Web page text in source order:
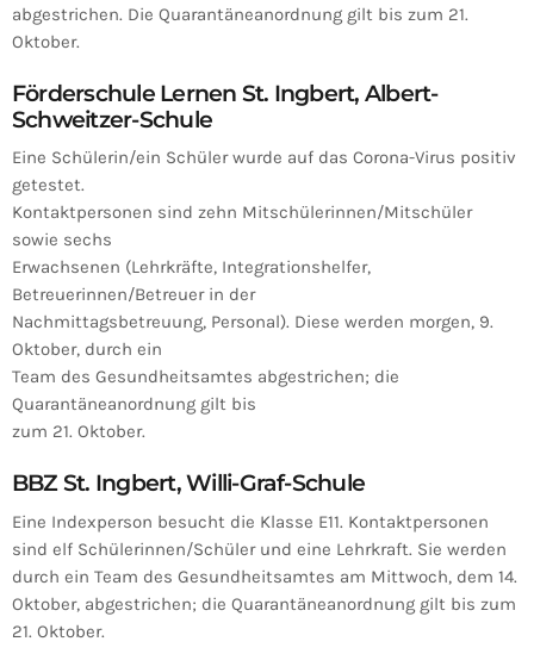
abgestrichen. Die Quarantäneanordnung gilt bis zum 21.
Oktober.
Förderschule Lernen St. Ingbert, Albert-
Schweitzer-Schule
Eine Schülerin/ein Schüler wurde auf das Corona-Virus positiv
getestet.
Kontaktpersonen sind zehn Mitschülerinnen/Mitschüler
sowie sechs
Erwachsenen (Lehrkräfte, Integrationshelfer,
Betreuerinnen/Betreuer in der
Nachmittagsbetreuung, Personal). Diese werden morgen, 9.
Oktober, durch ein
Team des Gesundheitsamtes abgestrichen; die
Quarantäneanordnung gilt bis
zum 21. Oktober.
BBZ St. Ingbert, Willi-Graf-Schule
Eine Indexperson besucht die Klasse E11. Kontaktpersonen
sind elf Schülerinnen/Schüler und eine Lehrkraft. Sie werden
durch ein Team des Gesundheitsamtes am Mittwoch, dem 14.
Oktober, abgestrichen; die Quarantäneanordnung gilt bis zum
21. Oktober.